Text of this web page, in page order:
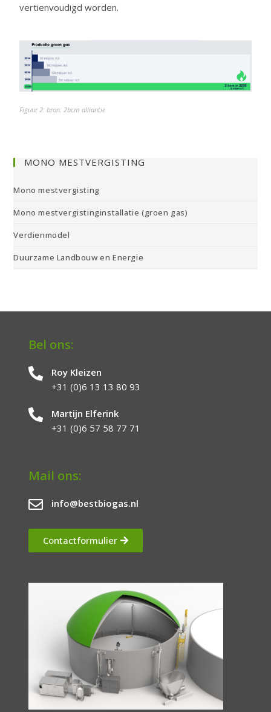
vertienvoudigd worden.
Figuur 2: bron: 2bcm alliantie
MONO MESTVERGISTING
Mono mestvergisting
Mono mestvergistinginstallatie (groen gas)
Verdienmodel
Duurzame Landbouw en Energie
Bel ons:
Roy Kleizen
+31 (0)6 13 13 80 93
Martijn Elferink
+31 (0)6 57 58 77 71
Mail ons:
info@bestbiogas.nl
Contactformulier